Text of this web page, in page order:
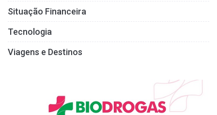
Situação Financeira
Tecnologia
Viagens e Destinos